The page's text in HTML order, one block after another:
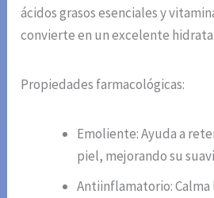
ácidos grasos esenciales y
convierte en un excelente
Propiedades farmacológicas:
Emoliente: Ayuda a
piel, mejorando su
Antiinflamatorio: